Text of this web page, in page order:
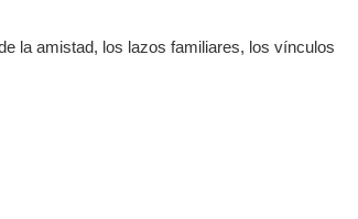
la amistad, los lazos familiares, los vínculos